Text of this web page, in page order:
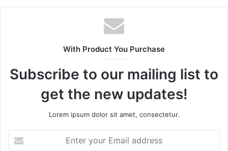
With Product You Purchase
Subscribe to our mailing list to
get the new updates!
Lorem ipsum dolor sit amet, consectetur.